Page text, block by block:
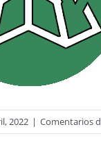
2022 | Comentarios